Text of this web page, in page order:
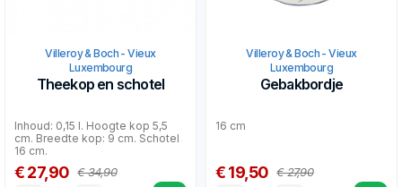
Villeroy & Boch - Vieux
Luxembourg
Theekop en schotel
Inhoud: 0,15 l. Hoogte kop 5,5
cm. Breedte kop: 9 cm. Schotel
16 cm.
€ 27,90 € 34,90
Villeroy & Boch - Vieux
Luxembourg
Gebakbordje
16 cm
€ 19,50 € 27,90